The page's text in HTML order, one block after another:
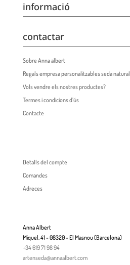
informació
contactar
Sobre Anna albert
Regals empresa personalitzables seda natural
Vols vendre els nostres productes?
Termes i condicions d’ús
Contacte
Detalls del compte
Comandes
Adreces
Anna Albert
Miquel, 41 - 08320 - El Masnou (Barcelona)
+34 619 71 98 94
artenseda@annaalbert.com